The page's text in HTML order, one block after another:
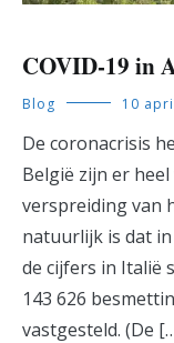
COVID-19 in
Blog 10
De coronacrisis
België zijn er
verspreiding van
natuurlijk is dat
de cijfers in Italië
143 626
vastgesteld. (De